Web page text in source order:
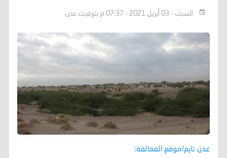
السبت - 03 أبريل 2021 - 07:37 م بتوقيت عدن
عدن تايم/موقع العمالقة: